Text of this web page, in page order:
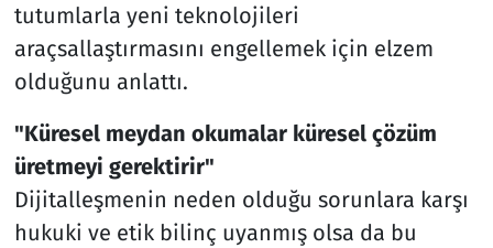
tutumlarla yeni teknolojileri
araçsallaştırmasını engellemek için elzem
olduğunu anlattı.
"Küresel meydan okumalar küresel çözüm
üretmeyi gerektirir"
Dijitalleşmenin neden olduğu sorunlara karşı
hukuki ve etik bilinç uyanmış olsa da bu